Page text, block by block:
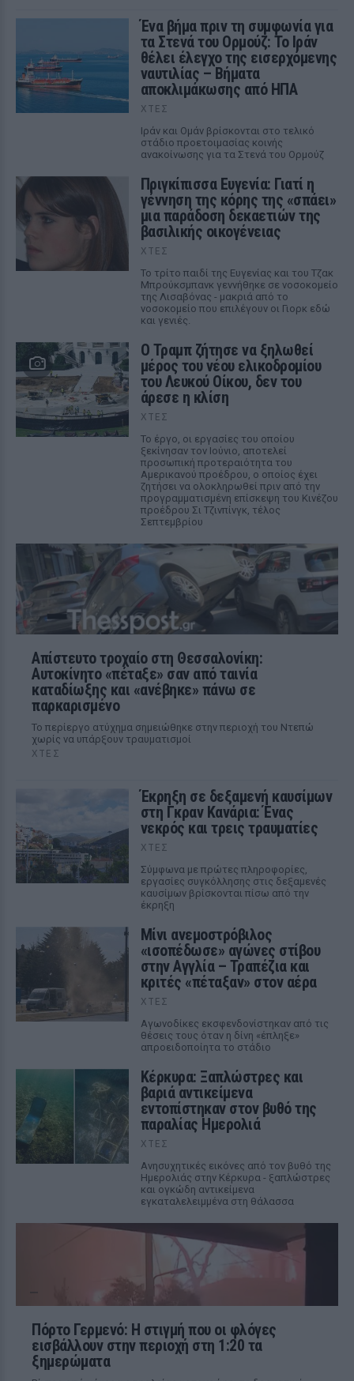
Ένα βήμα πριν τη συμφωνία για
τα Στενά του Ορμούζ: Το Ιράν
θέλει έλεγχο της εισερχόμενης
ναυτιλίας – Βήματα
αποκλιμάκωσης από ΗΠΑ
ΧΤΕΣ
Ιράν και Ομάν βρίσκονται στο τελικό
στάδιο προετοιμασίας κοινής
ανακοίνωσης για τα Στενά του Ορμούζ
Πριγκίπισσα Ευγενία: Γιατί η
γέννηση της κόρης της «σπάει»
μια παράδοση δεκαετιών της
βασιλικής οικογένειας
ΧΤΕΣ
Το τρίτο παιδί της Ευγενίας και του Τζακ
Μπρούκσμπανκ γεννήθηκε σε νοσοκομείο
της Λισαβόνας - μακριά από το
νοσοκομείο που επιλέγουν οι Γιορκ εδώ
και γενιές.
Ο Τραμπ ζήτησε να ξηλωθεί
μέρος του νέου ελικοδρομίου
του Λευκού Οίκου, δεν του
άρεσε η κλίση
ΧΤΕΣ
Το έργο, οι εργασίες του οποίου
ξεκίνησαν τον Ιούνιο, αποτελεί
προσωπική προτεραιότητα του
Αμερικανού προέδρου, ο οποίος έχει
ζητήσει να ολοκληρωθεί πριν από την
προγραμματισμένη επίσκεψη του Κινέζου
προέδρου Σι Τζινπίνγκ, τέλος
Σεπτεμβρίου
Απίστευτο τροχαίο στη Θεσσαλονίκη:
Αυτοκίνητο «πέταξε» σαν από ταινία
καταδίωξης και «ανέβηκε» πάνω σε
παρκαρισμένο
Το περίεργο ατύχημα σημειώθηκε στην περιοχή του Ντεπώ
χωρίς να υπάρξουν τραυματισμοί
ΧΤΕΣ
Έκρηξη σε δεξαμενή καυσίμων
στη Γκραν Κανάρια: Ένας
νεκρός και τρεις τραυματίες
ΧΤΕΣ
Σύμφωνα με πρώτες πληροφορίες,
εργασίες συγκόλλησης στις δεξαμενές
καυσίμων βρίσκονται πίσω από την
έκρηξη
Μίνι ανεμοστρόβιλος
«ισοπέδωσε» αγώνες στίβου
στην Αγγλία – Τραπέζια και
κριτές «πέταξαν» στον αέρα
ΧΤΕΣ
Αγωνοδίκες εκσφενδονίστηκαν από τις
θέσεις τους όταν η δίνη «έπληξε»
απροειδοποίητα το στάδιο
Κέρκυρα: Ξαπλώστρες και
βαριά αντικείμενα
εντοπίστηκαν στον βυθό της
παραλίας Ημερολιά
ΧΤΕΣ
Ανησυχητικές εικόνες από τον βυθό της
Ημερολιάς στην Κέρκυρα - ξαπλώστρες
και ογκώδη αντικείμενα
εγκαταλελειμμένα στη θάλασσα
Πόρτο Γερμενό: Η στιγμή που οι φλόγες
εισβάλλουν στην περιοχή στη 1:20 τα
ξημερώματα